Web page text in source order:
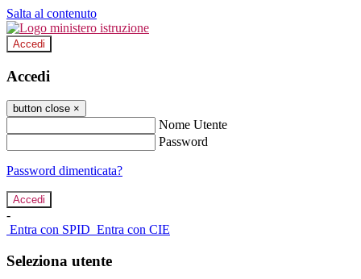
Salta al contenuto
Accedi
Accedi
button close ×
Nome Utente
Password
Password dimenticata?
-
Entra con SPID Entra con CIE
Seleziona utente